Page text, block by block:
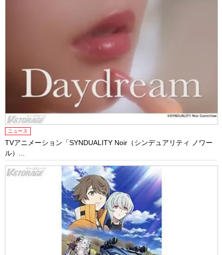
ニュース
TVアニメーション「SYNDUALITY Noir（シンデュアリティ ノワー
ル）...